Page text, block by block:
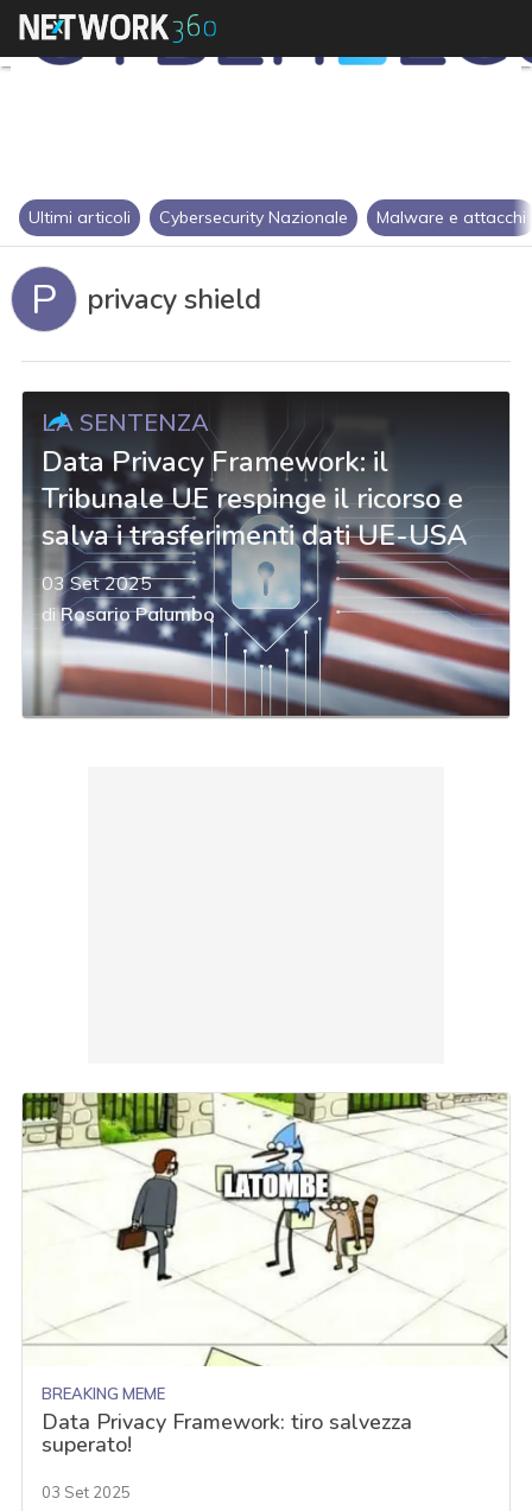
Ultimi articoli Cybersecurity Nazionale Malware e attacchi
P privacy shield
LA SENTENZA
Data Privacy Framework: il
Tribunale UE respinge il ricorso e
salva i trasferimenti dati UE-USA
03 Set 2025
diRosario Palumbo
BREAKING MEME
Data Privacy Framework: tiro salvezza
superato!
03 Set 2025